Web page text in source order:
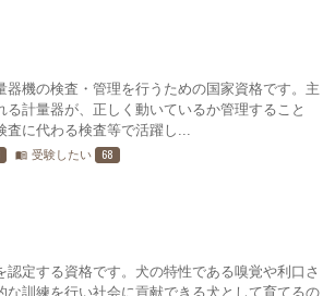
機の検査・管理を行うための国家資格です。主
計量器が、正しく動いているか管理すること
に代わる検査等で活躍し...
menu_book 受験したい 68
定する資格です。犬の特性である嗅覚や利口さ
訓練を行い社会に貢献できる犬として育てるの